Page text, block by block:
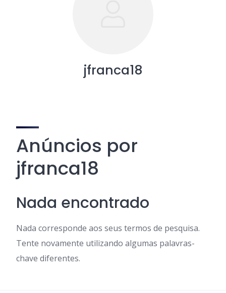
jfranca18
Anúncios por
jfranca18
Nada encontrado
Nada corresponde aos seus termos de pesquisa.
Tente novamente utilizando algumas palavras-
chave diferentes.